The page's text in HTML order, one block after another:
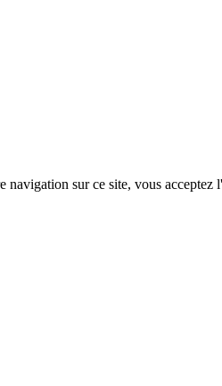
sur ce site, vous acceptez